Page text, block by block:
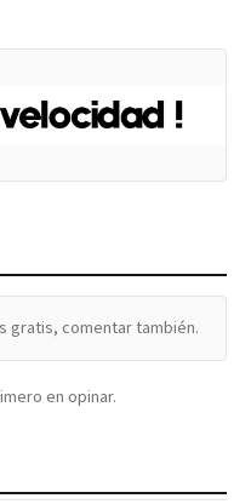
gratis, comentar también.
en opinar.